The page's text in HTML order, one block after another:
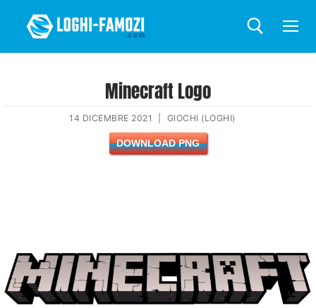
Minecraft Logo
14 DICEMBRE 2021 GIOCHI (LOGHI)
DOWNLOAD PNG